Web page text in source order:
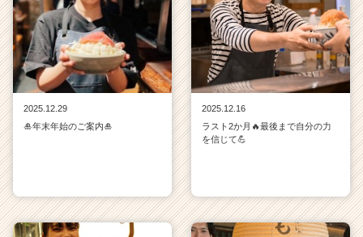
イ
ン】
ベ
ン
チ
業
ら
2025.12.29
🎍年末年始のご案内🎍
2025.12.16
ラスト2か月🔥最後まで自分の力
を信じて💪